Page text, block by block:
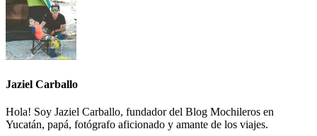
Jaziel Carballo
Hola! Soy Jaziel Carballo, fundador del Blog Mochileros en
Yucatán, papá, fotógrafo aficionado y amante de los viajes.